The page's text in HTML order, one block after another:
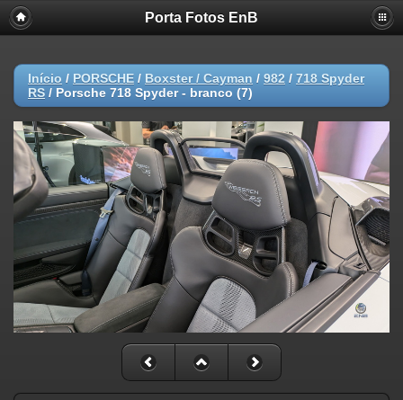
Porta Fotos EnB
Início / PORSCHE / Boxster / Cayman / 982 / 718 Spyder
RS / Porsche 718 Spyder - branco (7)